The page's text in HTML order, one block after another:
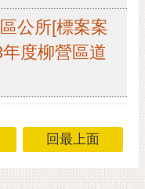
公所[標案案
度柳營區道
回最上面